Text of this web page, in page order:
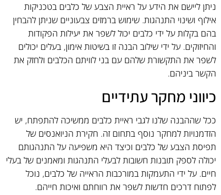
ניתן ליישם את הידע על ראיית הצבע של כלבים בטכניקות
אילוף ושינוי התנהגות. שימוש ברמזים צבעוניים שניתן להבחין
בהם בקלות על ידי כלבים יכול לשפר את יעילות הפקודות
והחיזוקים. על ידי שילוב הבנה זו בשיטות אימון, בעלים יכולים
לשפר את התקשורת שלהם עם בני לוויתם הכלבים ולחזק את
הקשר ביניהם.
כיווני מחקר עתידיים
ככל שההבנה שלנו לגבי ראיית כלבים ממשיכה להתפתח, יש
הזדמנויות למחקר נוסף בתחום זה. חקירת הניואנסים של
תפיסת הצבע של כלבים וכיצד היא משפיעה על התנהגותם
יכולה לספק תובנות חשובות לבעלי התנהגות ומאמנים של בעלי
חיים. על ידי התעמקות במורכבות הראייה של כלבים, נוכל
לפתוח דרכים חדשות לשפר את רווחתם ואיכות חייהם.